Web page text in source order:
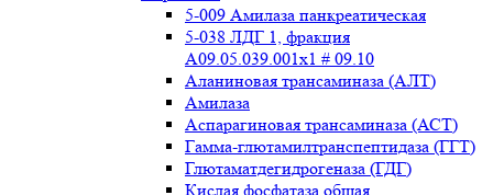
5-009 Амилаза панкреатическая
5-038 ЛДГ 1, фракция
A09.05.039.001x1 # 09.10
Аланиновая трансаминаза (АЛТ)
Амилаза
Аспарагиновая трансаминаза (АСТ)
Гамма-глютамилтранспептидаза (ГГТ)
Глютаматдегидрогеназа (ГДГ)
Кислая фосфатаза общая